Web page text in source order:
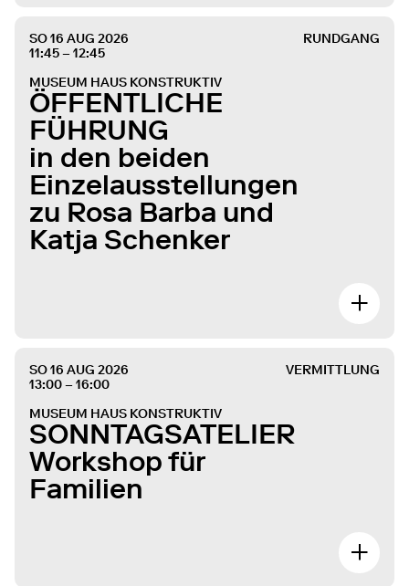
SO 16 AUG 2026
11:45 – 12:45
RUNDGANG
MUSEUM HAUS KONSTRUKTIV
ÖFFENTLICHE
FÜHRUNG
in den beiden
Einzelausstellungen
zu Rosa Barba und
Katja Schenker
SO 16 AUG 2026
13:00 – 16:00
VERMITTLUNG
MUSEUM HAUS KONSTRUKTIV
SONNTAGSATELIER
Workshop für
Familien